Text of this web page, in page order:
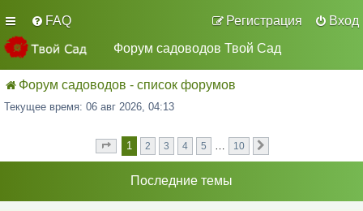
FAQ Вход
Регистрация
Форум садоводов Твой Сад
Форум садоводов - список форумов
Текущее время: 06 авг 2026, 04:13
Страница 1из 10
1 2 3 4 5 … 10
Последние темы